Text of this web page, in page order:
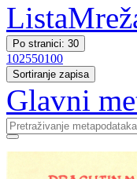
Lista
Po stranici: 30
102550100
Sortiranje zapisa
Glavni